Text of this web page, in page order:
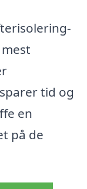
tid og
en
på de